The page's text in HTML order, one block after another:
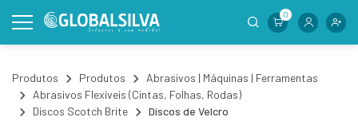
0
Produtos Produtos
Abrasivos | Máquinas | Ferramentas
Abrasivos Flexíveis (Cintas, Folhas, Rodas)
Discos Scotch Brite
Discos de Velcro